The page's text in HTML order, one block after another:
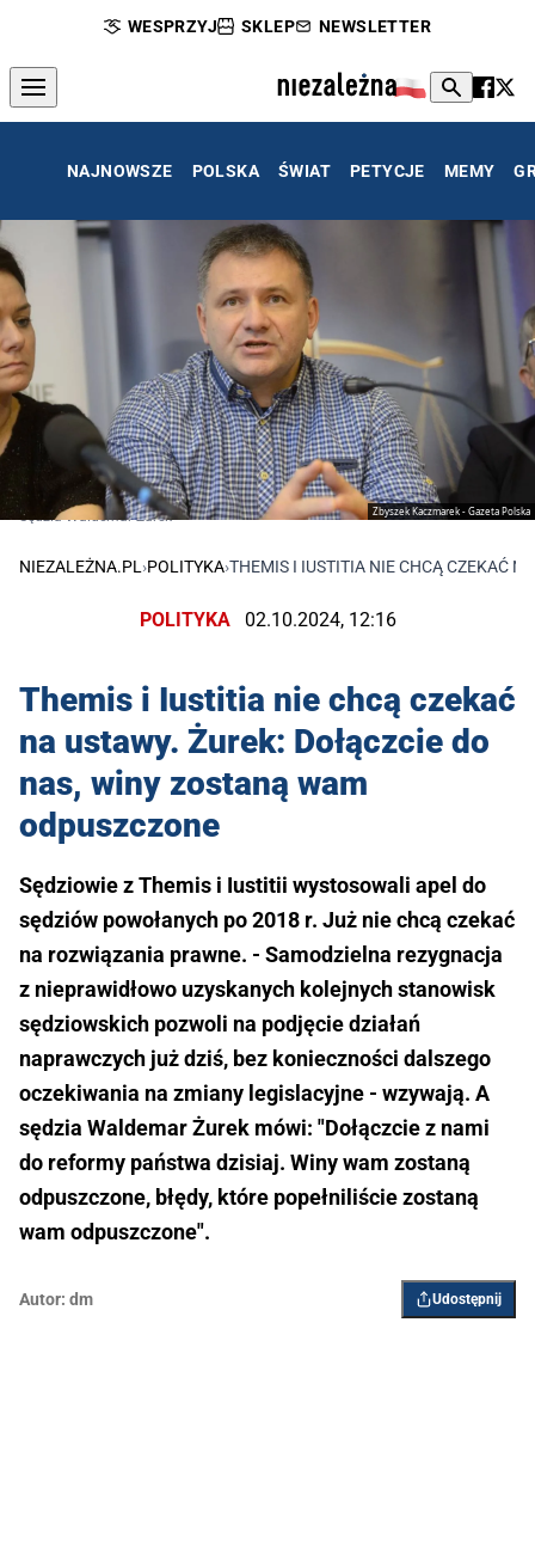
WESPRZYJ SKLEP NEWSLETTER
NAJNOWSZE POLSKA ŚWIAT PETYCJE MEMY
Zbyszek Kaczmarek - Gazeta Polska
Sędzia Waldemar Żurek
NIEZALEŻNA.PL ›POLITYKA›THEMIS I IUSTITIA NIE CHCĄ CZEKAĆ
POLITYKA 02.10.2024, 12:16
Themis i Iustitia nie chcą czekać
na ustawy. Żurek: Dołączcie do
nas, winy zostaną wam
odpuszczone
Sędziowie z Themis i Iustitii wystosowali apel do
sędziów powołanych po 2018 r. Już nie chcą czekać
na rozwiązania prawne. - Samodzielna rezygnacja
z nieprawidłowo uzyskanych kolejnych stanowisk
sędziowskich pozwoli na podjęcie działań
naprawczych już dziś, bez konieczności dalszego
oczekiwania na zmiany legislacyjne - wzywają. A
sędzia Waldemar Żurek mówi: "Dołączcie z nami
do reformy państwa dzisiaj. Winy wam zostaną
odpuszczone, błędy, które popełniliście zostaną
wam odpuszczone".
Autor: dm Udostępnij